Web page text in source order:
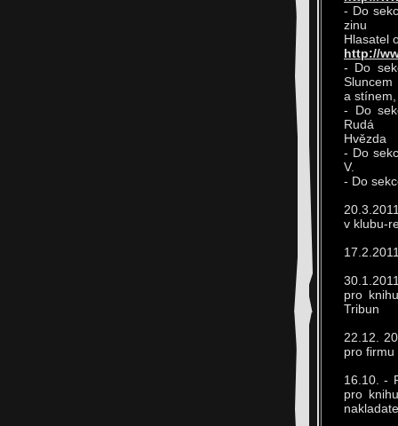
- Do
zinu
Hlasatel
http://
- Do
Sluncem
a
- Do
Rudá
Hvězda
- Do
V.
- Do
v klubu-
pro
Tribun
22.12.
pro firmu
16.10. -
pro